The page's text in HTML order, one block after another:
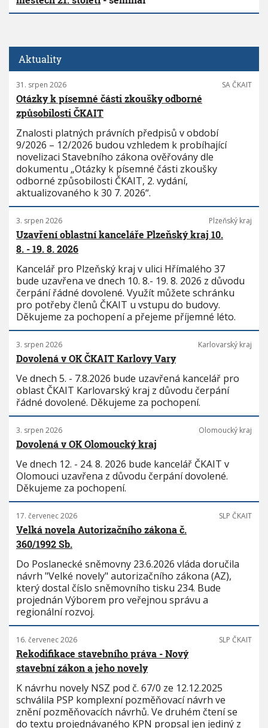
Aktuality
31. srpen 2026 SA ČKAIT
Otázky k písemné části zkoušky odborné
způsobilosti ČKAIT
Znalosti platných právních předpisů v období
9/2026 – 12/2026 budou vzhledem k probíhající
novelizaci Stavebního zákona ověřovány dle
dokumentu „Otázky k písemné části zkoušky
odborné způsobilosti ČKAIT, 2. vydání,
aktualizovaného k 30 7. 2026“.
3. srpen 2026 Plzeňský kraj
Uzavření oblastní kanceláře Plzeňský kraj 10.
8. - 19. 8. 2026
Kancelář pro Plzeňský kraj v ulici Hřímalého 37
bude uzavřena ve dnech 10. 8.- 19. 8. 2026 z důvodu
čerpání řádné dovolené. Využít můžete schránku
pro potřeby členů ČKAIT u vstupu do budovy.
Děkujeme za pochopení a přejeme příjemné léto.
3. srpen 2026 Karlovarský kraj
Dovolená v OK ČKAIT Karlovy Vary
Ve dnech 5. - 7.8.2026 bude uzavřená kancelář pro
oblast ČKAIT Karlovarský kraj z důvodu čerpání
řádné dovolené. Děkujeme za pochopení.
3. srpen 2026 Olomoucký kraj
Dovolená v OK Olomoucký kraj
Ve dnech 12. - 24. 8. 2026 bude kancelář ČKAIT v
Olomouci uzavřena z důvodu čerpání dovolené.
Děkujeme za pochopení.
17. červenec 2026 SLP ČKAIT
Velká novela Autorizačního zákona č.
360/1992 Sb.
Do Poslanecké sněmovny 23.6.2026 vláda doručila
návrh "Velké novely" autorizačního zákona (AZ),
který dostal číslo sněmovního tisku 234. Bude
projednán Výborem pro veřejnou správu a
regionální rozvoj.
16. červenec 2026 SLP ČKAIT
Rekodifikace stavebního práva - Nový
stavební zákon a jeho novely
K návrhu novely NSZ pod č. 67/0 ze 12.12.2025
schválila PSP komplexní pozměňovací návrh ve
znění pozměňovacích návrhů. Ve druhém čtení se
do textu projednávaného KPN propsal jen jediný z